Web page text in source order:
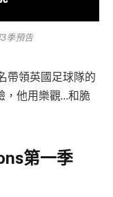
季預告
帶領英國足球隊的
，他用樂觀…和脆
第一季